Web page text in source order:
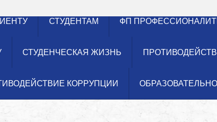
СТУДЕНТАМ ФП
СТУДЕНЧЕСКАЯ ЖИЗНЬ
КОРРУПЦИИ